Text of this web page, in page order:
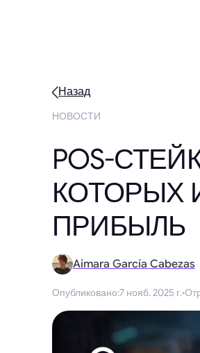
Назад
НОВОСТИ
POS-
КОТОРЫХ
ПРИБЫЛЬ
Aimara García Cabezas
Опубликовано:7 нояб. 2025 г.·